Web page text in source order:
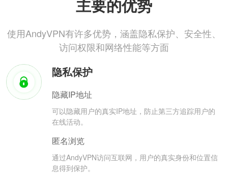
主要的优势
使用AndyVPN有许多优势，涵盖隐私保护、安全性、
访问权限和网络性能等方面
隐私保护
隐藏IP地址
可以隐藏用户的真实IP地址，防止第三方追踪用户的
在线活动。
匿名浏览
通过AndyVPN访问互联网，用户的真实身份和位置信
息得到保护。